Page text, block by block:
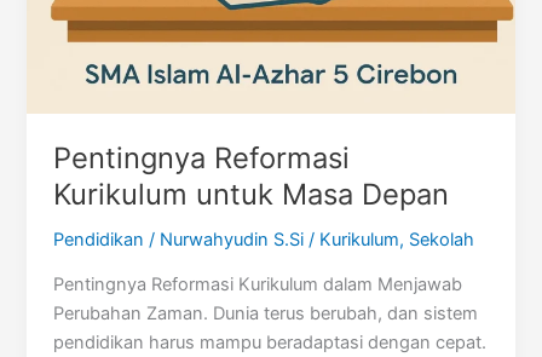
Pentingnya Reformasi
Kurikulum untuk Masa Depan
Pendidikan / Nurwahyudin S.Si/ Kurikulum, Sekolah
Pentingnya Reformasi Kurikulum dalam Menjawab
Perubahan Zaman. Dunia terus berubah, dan sistem
pendidikan harus mampu beradaptasi dengan cepat.